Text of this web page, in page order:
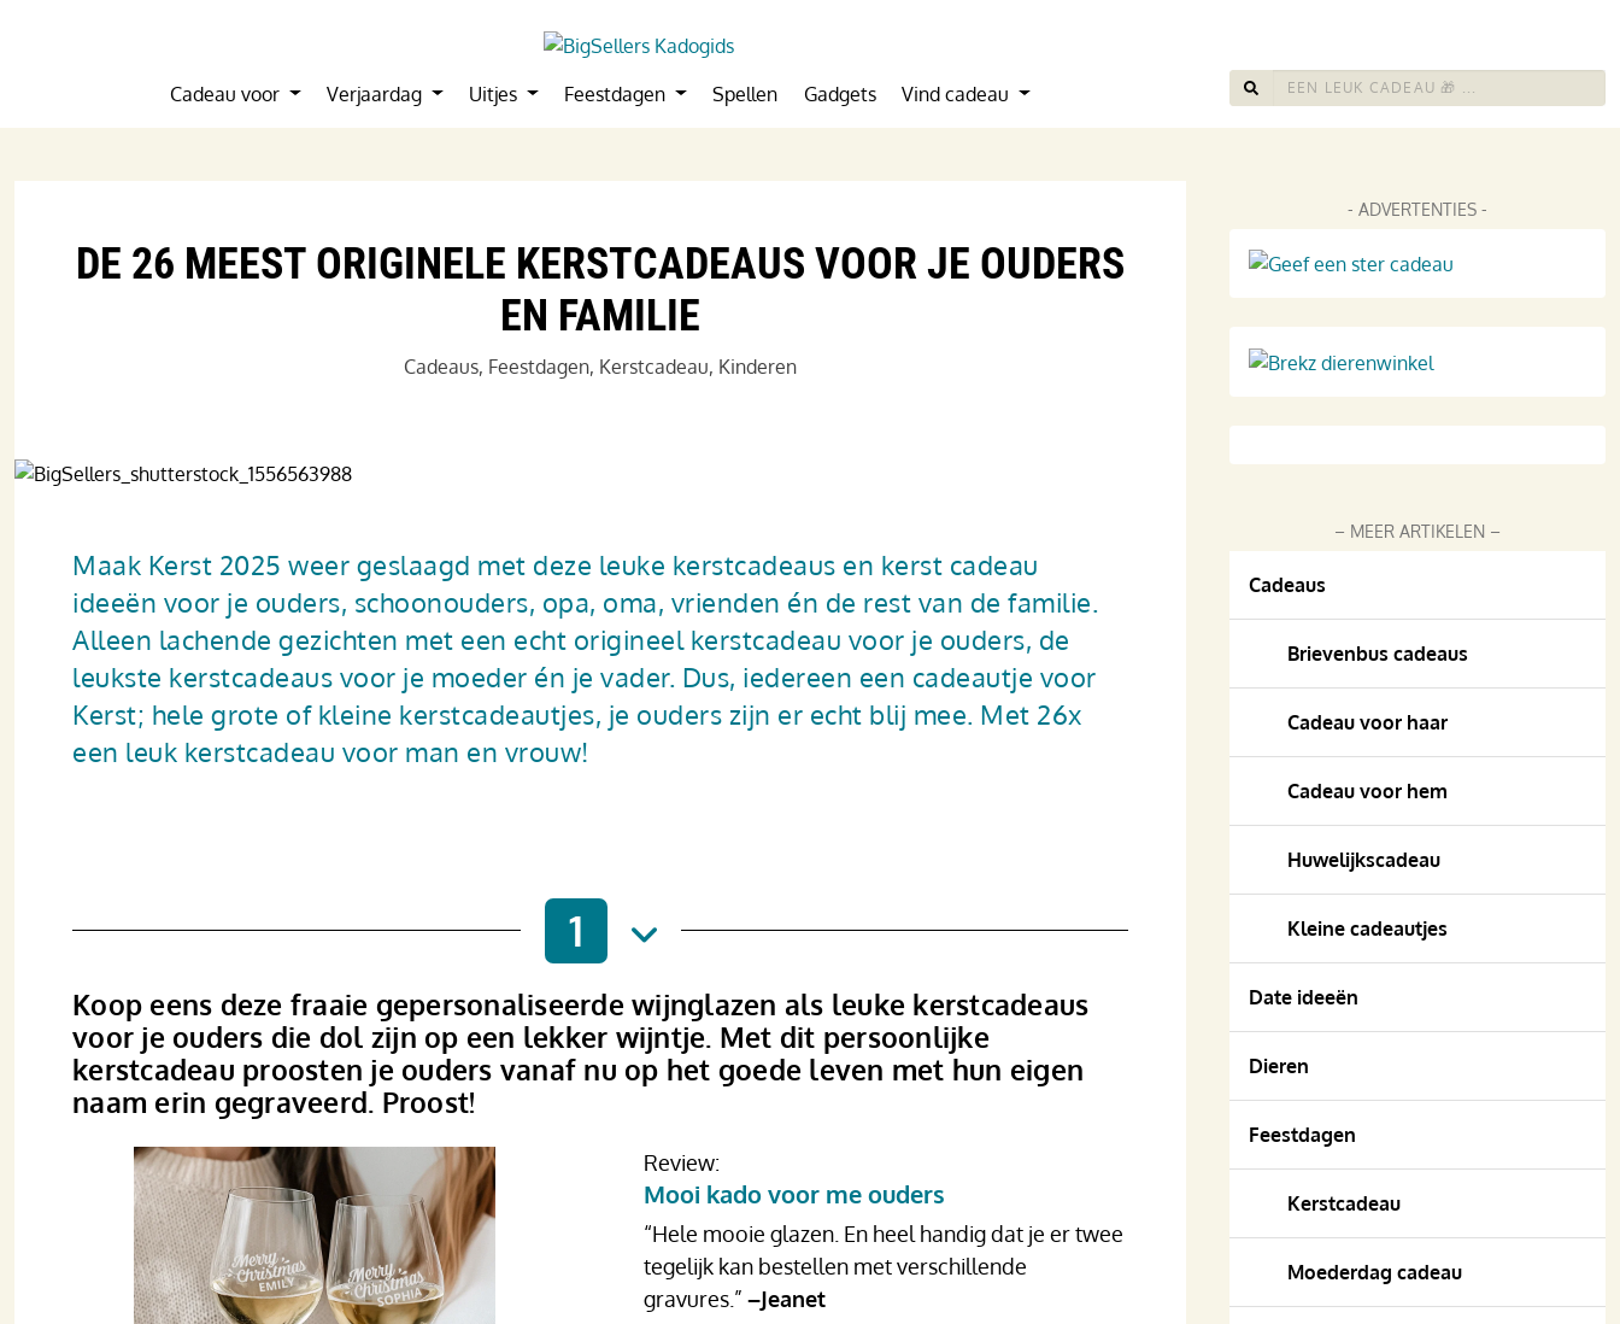
Cadeau voor Verjaardag Uitjes Feestdagen Spellen Gadgets Vind cadeau
DE 26 MEEST ORIGINELE KERSTCADEAUS VOOR JE OUDERS
EN FAMILIE
Cadeaus, Feestdagen, Kerstcadeau, Kinderen
Maak Kerst 2025 weer geslaagd met deze leuke kerst­cadeaus en kerst cadeau
ideeën voor je ouders, schoonouders, opa, oma, vrienden én de rest van de familie.
Alleen lachende gezichten met een echt origineel kerstcadeau voor je ouders, de
leukste kerstcadeaus voor je moeder én je vader. Dus, iedereen een cadeautje voor
Kerst; hele grote of kleine kerstcadeautjes, je ouders zijn er echt blij mee. Met 26x
een leuk kerst­cadeau voor man en vrouw!
1
Koop eens deze fraaie gepersonaliseerde wijnglazen als leuke kerstcadeaus
voor je ouders die dol zijn op een lekker wijntje. Met dit persoonlijke
kerstcadeau proosten je ouders vanaf nu op het goede leven met hun eigen
naam erin gegraveerd. Proost!
Review:
Mooi kado voor me ouders
“Hele mooie glazen. En heel handig dat je er twee
tegelijk kan bestellen met verschillende
gravures.” –Jeanet
- ADVERTENTIES -
– MEER ARTIKELEN –
Cadeaus
Brievenbus cadeaus
Cadeau voor haar
Cadeau voor hem
Huwelijkscadeau
Kleine cadeautjes
Date ideeën
Dieren
Feestdagen
Kerstcadeau
Moederdag cadeau